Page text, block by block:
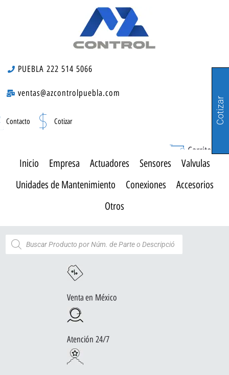
PUEBLA 222 514 5066
ventas@azcontrolpuebla.com
Contacto Cotizar
Carrito
Inicio Empresa Actuadores Sensores
Valvulas
Unidades de Mantenimiento
Conexiones
Accesorios
Otros
Venta en México
Atención 24/7
Cotizar